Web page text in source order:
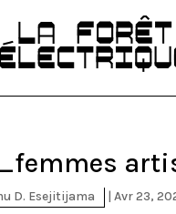
D. Esejitijama |Avr 23,